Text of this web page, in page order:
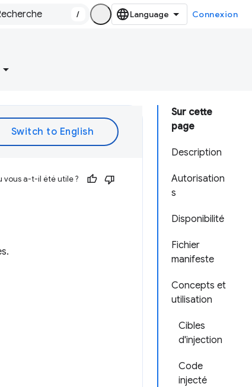
/ Connexion
Sur cette
page
Description
Autorisation
s
Disponibilité
Fichier
manifeste
Concepts et
utilisation
Cibles
d'injection
Code
injecté
vous a-t-il été utile ?